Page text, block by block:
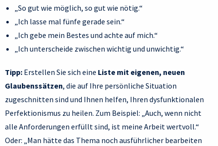
„So gut wie möglich, so gut wie nötig.“
„Ich lasse mal fünfe gerade sein.“
„Ich gebe mein Bestes und achte auf mich.“
„Ich unterscheide zwischen wichtig und unwichtig.“
Tipp: Erstellen Sie sich eine Liste mit eigenen, neuen
Glaubenssätzen, die auf Ihre persönliche Situation
zugeschnitten sind und Ihnen helfen, Ihren dysfunktionalen
Perfektionismus zu heilen. Zum Beispiel: „Auch, wenn nicht
alle Anforderungen erfüllt sind, ist meine Arbeit wertvoll.“
Oder: „Man hätte das Thema noch ausführlicher bearbeiten